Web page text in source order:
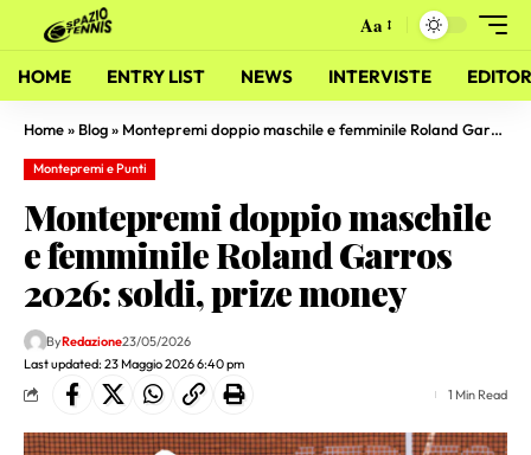
Aa
HOME ENTRY LIST NEWS INTERVISTE
Home» Blog» Montepremi doppio maschile e femminile Roland Garros 2026: soldi, prize money
Montepremi e Punti
Montepremi doppio maschile
e femminile Roland Garros
2026: soldi, prize money
Last updated: 23 Maggio 2026 6:40 pm
ByRedazione23/05/2026
1 Min Read